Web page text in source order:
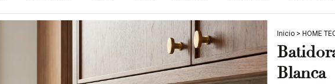
Inicio > HOME
Blanca